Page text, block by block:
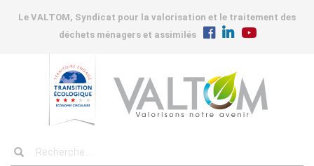
Le VALTOM, Syndicat pour la valorisation et le traitement des
déchets ménagers et assimilés